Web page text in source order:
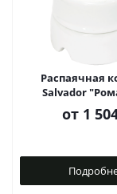
Распаячная
Salvador
от 1